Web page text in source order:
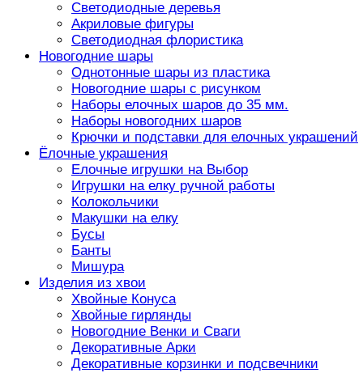
Светодиодные деревья
Акриловые фигуры
Светодиодная флористика
Новогодние шары
Однотонные шары из пластика
Новогодние шары с рисунком
Наборы елочных шаров до 35 мм.
Наборы новогодних шаров
Крючки и подставки для елочных украшений
Ёлочные украшения
Елочные игрушки на Выбор
Игрушки на елку ручной работы
Колокольчики
Макушки на елку
Бусы
Банты
Мишура
Изделия из хвои
Хвойные Конуса
Хвойные гирлянды
Новогодние Венки и Сваги
Декоративные Арки
Декоративные корзинки и подсвечники